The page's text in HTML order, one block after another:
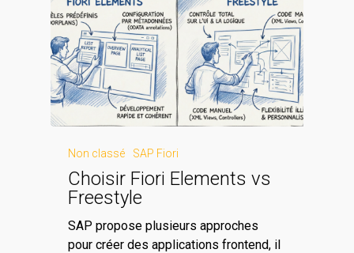
Non classé SAP Fiori
Choisir Fiori Elements vs
Freestyle
SAP propose plusieurs approches
pour créer des applications frontend, il